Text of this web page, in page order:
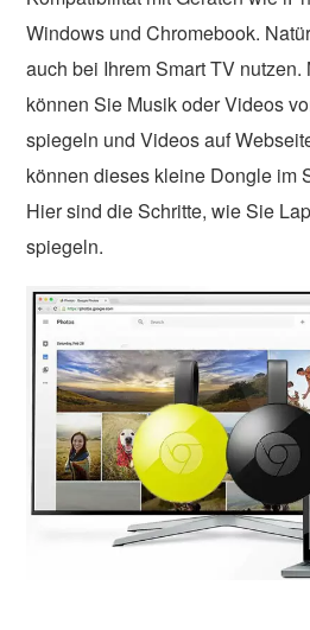
Windows und Chromebook.
auch bei Ihrem Smart TV nutzen.
können Sie Musik oder Videos
spiegeln und Videos auf
können dieses kleine Dongle im
Hier sind die Schritte, wie Sie
spiegeln.